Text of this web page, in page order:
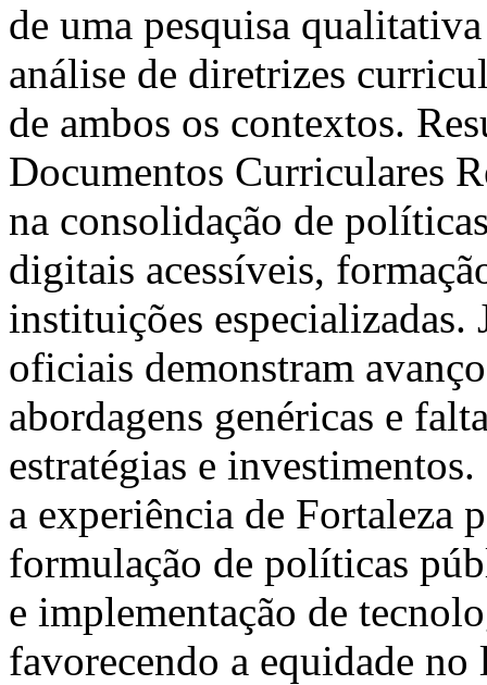
de uma pesquisa
análise de diretrizes
de ambos os contextos.
Documentos Curriculares
na consolidação de
digitais acessíveis,
instituições especializadas.
oficiais demonstram
abordagens genéricas e
estratégias e
a experiência de Fortaleza
formulação de políticas
e implementação de
favorecendo a equidade no